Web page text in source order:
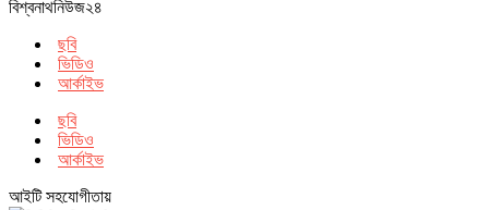
বিশ্বনাথনিউজ২৪
ছবি
ভিডিও
আর্কাইভ
ছবি
ভিডিও
আর্কাইভ
আইটি সহযোগীতায়